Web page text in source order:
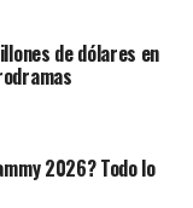
de dólares en
2026? Todo lo